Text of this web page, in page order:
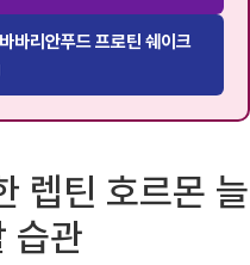
바리안푸드 프로틴 쉐이크
렙틴 호르몬 늘
습관